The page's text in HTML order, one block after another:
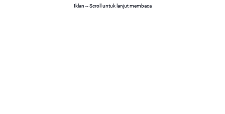
Iklan -- Scroll untuk lanjut membaca